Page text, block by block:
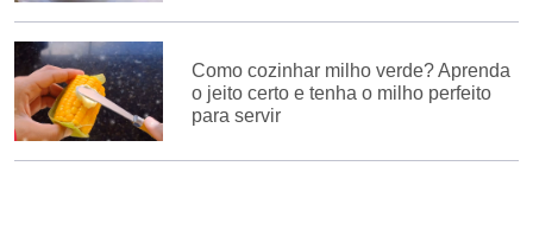
Como cozinhar milho verde? Aprenda
o jeito certo e tenha o milho perfeito
para servir